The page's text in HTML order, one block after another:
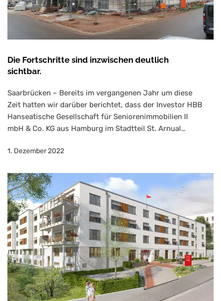
Die Fortschritte sind inzwischen deutlich
sichtbar.
Saarbrücken – Bereits im vergangenen Jahr um diese
Zeit hatten wir darüber berichtet, dass der Investor HBB
Hanseatische Gesellschaft für Seniorenimmobilien II
mbH & Co. KG aus Hamburg im Stadtteil St. Arnual…
1. Dezember 2022